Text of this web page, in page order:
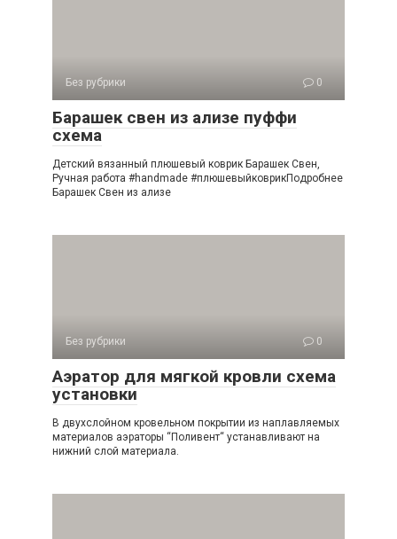
Без рубрики 0
Барашек свен из ализе пуффи
схема
Детский вязанный плюшевый коврик Барашек Свен,
Ручная работа #handmade #плюшевыйковрикПодробнее
Барашек Свен из ализе
Без рубрики 0
Аэратор для мягкой кровли схема
установки
В двухслойном кровельном покрытии из наплавляемых
материалов аэраторы “Поливент“ устанавливают на
нижний слой материала.